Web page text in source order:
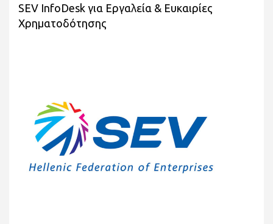
SEV InfoDesk για Εργαλεία & Ευκαιρίες
Χρηματοδότησης